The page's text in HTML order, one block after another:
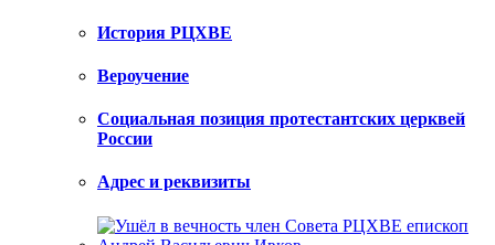
История РЦХВЕ
Вероучение
Социальная позиция протестантских церквей
России
Адрес и реквизиты